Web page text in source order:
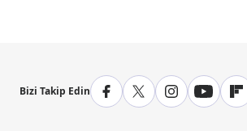
Bizi Takip Edin